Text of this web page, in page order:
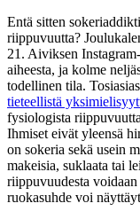
Entä sitten
riippuvuutta?
21. Aiviksen
aiheesta, ja kolme
todellinen tila.
tieteellistä
fysiologista
Ihmiset eivät yleensä
on sokeria sekä usein
makeisia, suklaata tai
riippuvuudesta
ruokasuhde voi